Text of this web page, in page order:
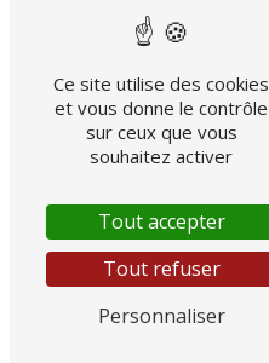
Ce site utilise des cookies
et vous donne le contrôle
sur ceux que vous
souhaitez activer
Tout accepter
Tout refuser
Personnaliser